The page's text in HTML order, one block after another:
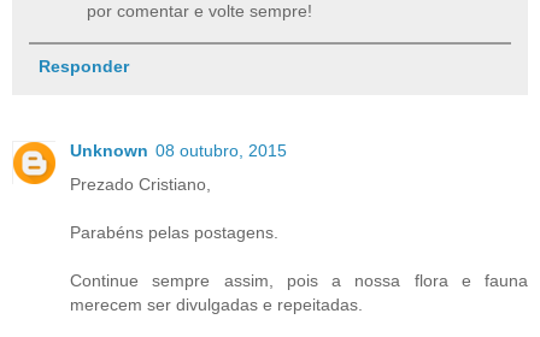
por comentar e volte sempre!
Responder
Unknown 08 outubro, 2015
Prezado Cristiano,
Parabéns pelas postagens.
Continue sempre assim, pois a nossa flora e fauna
merecem ser divulgadas e repeitadas.